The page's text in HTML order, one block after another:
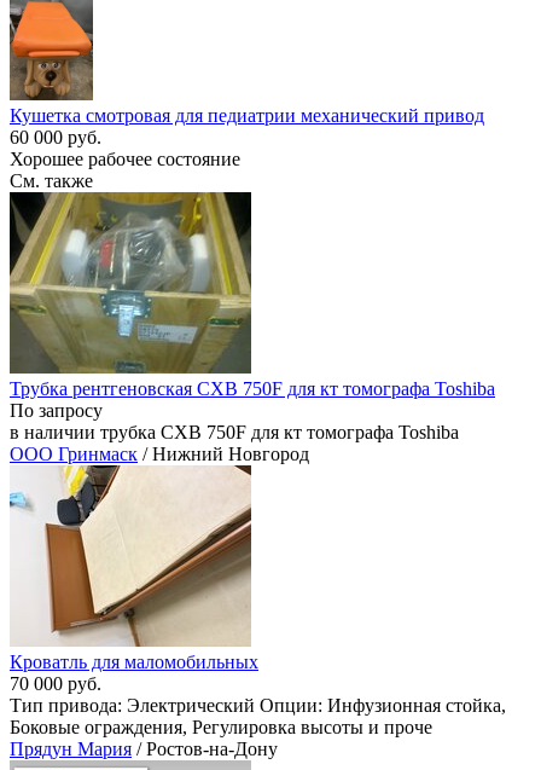
Кушетка смотровая для педиатрии механический привод
60 000 руб.
Хорошее рабочее состояние
См. также
Трубка рентгеновская CXB 750F для кт томографа Toshiba
По запросу
в наличии трубка CXB 750F для кт томографа Toshiba
ООО Гринмаск / Нижний Новгород
Кроватль для маломобильных
70 000 руб.
Тип привода: Электрический Опции: Инфузионная стойка,
Боковые ограждения, Регулировка высоты и проче
Прядун Мария / Ростов-на-Дону